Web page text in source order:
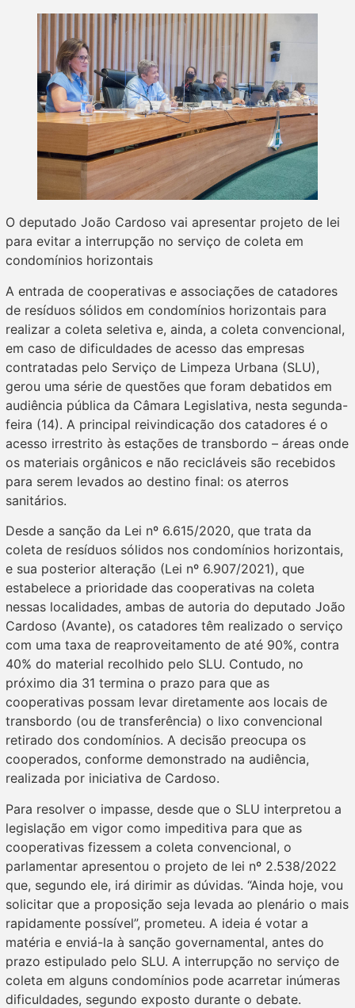
O deputado João Cardoso vai apresentar projeto de lei
para evitar a interrupção no serviço de coleta em
condomínios horizontais
A entrada de cooperativas e associações de catadores
de resíduos sólidos em condomínios horizontais para
realizar a coleta seletiva e, ainda, a coleta convencional,
em caso de dificuldades de acesso das empresas
contratadas pelo Serviço de Limpeza Urbana (SLU),
gerou uma série de questões que foram debatidos em
audiência pública da Câmara Legislativa, nesta segunda-
feira (14). A principal reivindicação dos catadores é o
acesso irrestrito às estações de transbordo – áreas onde
os materiais orgânicos e não recicláveis são recebidos
para serem levados ao destino final: os aterros
sanitários.
Desde a sanção da Lei nº 6.615/2020, que trata da
coleta de resíduos sólidos nos condomínios horizontais,
e sua posterior alteração (Lei nº 6.907/2021), que
estabelece a prioridade das cooperativas na coleta
nessas localidades, ambas de autoria do deputado João
Cardoso (Avante), os catadores têm realizado o serviço
com uma taxa de reaproveitamento de até 90%, contra
40% do material recolhido pelo SLU. Contudo, no
próximo dia 31 termina o prazo para que as
cooperativas possam levar diretamente aos locais de
transbordo (ou de transferência) o lixo convencional
retirado dos condomínios. A decisão preocupa os
cooperados, conforme demonstrado na audiência,
realizada por iniciativa de Cardoso.
Para resolver o impasse, desde que o SLU interpretou a
legislação em vigor como impeditiva para que as
cooperativas fizessem a coleta convencional, o
parlamentar apresentou o projeto de lei nº 2.538/2022
que, segundo ele, irá dirimir as dúvidas. “Ainda hoje, vou
solicitar que a proposição seja levada ao plenário o mais
rapidamente possível”, prometeu. A ideia é votar a
matéria e enviá-la à sanção governamental, antes do
prazo estipulado pelo SLU. A interrupção no serviço de
coleta em alguns condomínios pode acarretar inúmeras
dificuldades, segundo exposto durante o debate.